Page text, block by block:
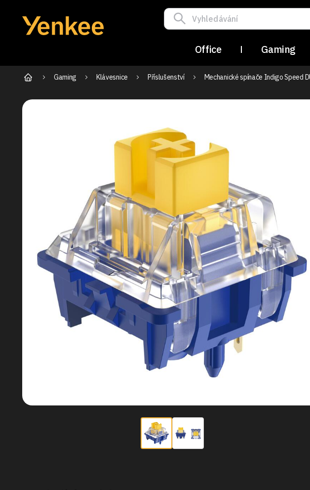
Office Gaming
Gaming Klávesnice Příslušenství Mechanické spínače Indigo Speed